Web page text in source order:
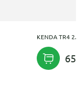
KENDA TR4 2.5